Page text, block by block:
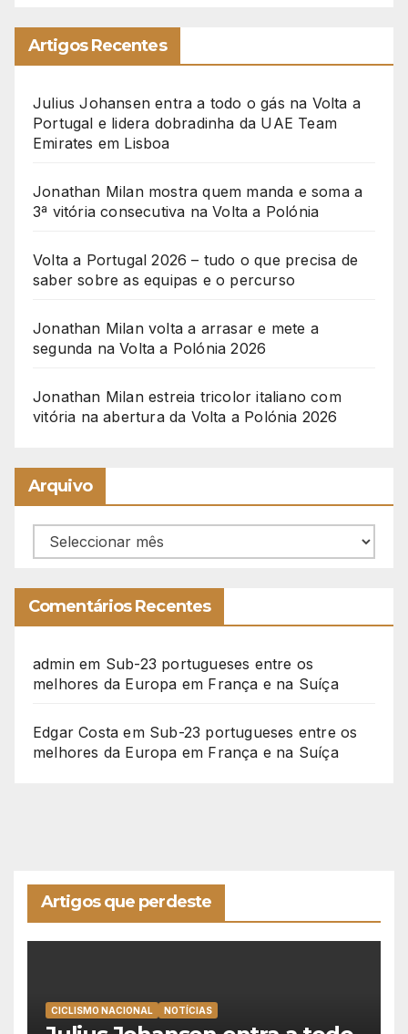
Artigos Recentes
Julius Johansen entra a todo o gás na Volta a
Portugal e lidera dobradinha da UAE Team
Emirates em Lisboa
Jonathan Milan mostra quem manda e soma a
3ª vitória consecutiva na Volta a Polónia
Volta a Portugal 2026 – tudo o que precisa de
saber sobre as equipas e o percurso
Jonathan Milan volta a arrasar e mete a
segunda na Volta a Polónia 2026
Jonathan Milan estreia tricolor italiano com
vitória na abertura da Volta a Polónia 2026
Arquivo
Arquivo
Comentários Recentes
admin em Sub-23 portugueses entre os
melhores da Europa em França e na Suíça
Edgar Costa em Sub-23 portugueses entre os
melhores da Europa em França e na Suíça
Artigos que perdeste
CICLISMO NACIONAL NOTÍCIAS